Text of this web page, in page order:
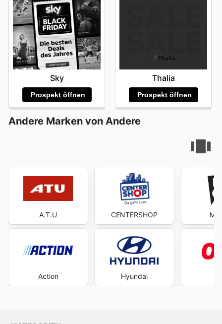
Sky
Prospekt öffnen
Thalia
Prospekt öffnen
Andere Marken von Andere
A.T.U
Action
CENTERSHOP
Hyundai